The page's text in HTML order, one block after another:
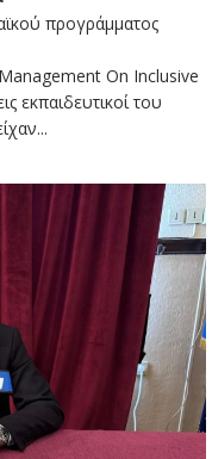
προγράμματος
Management On Inclusive
εκπαιδευτικοί του